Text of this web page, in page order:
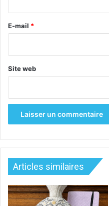
e
E-mail *
Site web
Articles similaires